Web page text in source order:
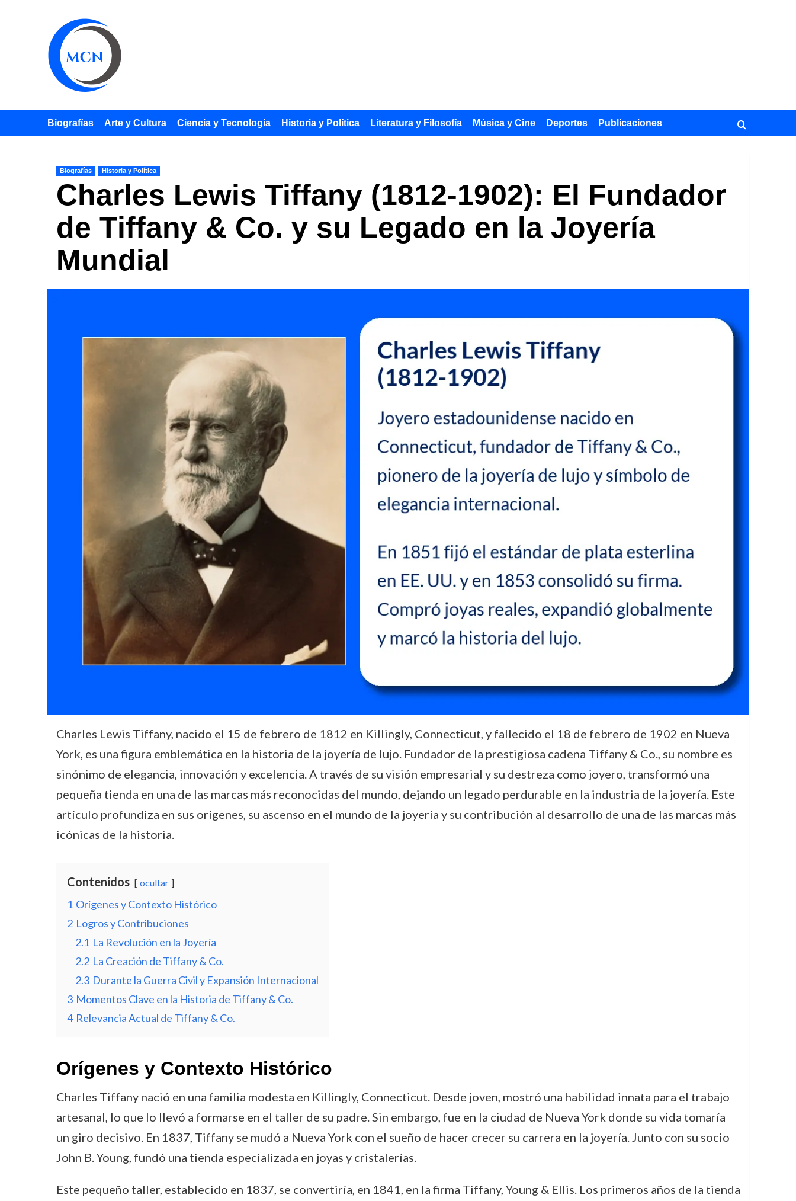
Biografías Arte y Cultura Ciencia y Tecnología Historia y Política Literatura y Filosofía Música y Cine Deportes Publicaciones
Biografías Historia y Política
Charles Lewis Tiffany (1812-1902): El Fundador
de Tiffany & Co. y su Legado en la Joyería
Mundial
Charles Lewis Tiffany, nacido el 15 de febrero de 1812 en Killingly, Connecticut, y fallecido el 18 de febrero de 1902 en Nueva
York, es una figura emblemática en la historia de la joyería de lujo. Fundador de la prestigiosa cadena Tiffany & Co., su nombre es
sinónimo de elegancia, innovación y excelencia. A través de su visión empresarial y su destreza como joyero, transformó una
pequeña tienda en una de las marcas más reconocidas del mundo, dejando un legado perdurable en la industria de la joyería. Este
artículo profundiza en sus orígenes, su ascenso en el mundo de la joyería y su contribución al desarrollo de una de las marcas más
icónicas de la historia.
Contenidos ocultar
1 Orígenes y Contexto Histórico
2 Logros y Contribuciones
2.1 La Revolución en la Joyería
2.2 La Creación de Tiffany & Co.
2.3 Durante la Guerra Civil y Expansión Internacional
3 Momentos Clave en la Historia de Tiffany & Co.
4 Relevancia Actual de Tiffany & Co.
Orígenes y Contexto Histórico
Charles Tiffany nació en una familia modesta en Killingly, Connecticut. Desde joven, mostró una habilidad innata para el trabajo
artesanal, lo que lo llevó a formarse en el taller de su padre. Sin embargo, fue en la ciudad de Nueva York donde su vida tomaría
un giro decisivo. En 1837, Tiffany se mudó a Nueva York con el sueño de hacer crecer su carrera en la joyería. Junto con su socio
John B. Young, fundó una tienda especializada en joyas y cristalerías.
Este pequeño taller, establecido en 1837, se convertiría, en 1841, en la firma Tiffany, Young & Ellis. Los primeros años de la tienda